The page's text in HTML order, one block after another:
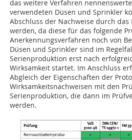
das weitere Verfahren
verwendeten Düsen und Sprinkler
Abschluss der Nachweise durch
werden, da diese für das folgende
Anerkennungsverfahren noch von
Düsen und Sprinkler sind im
Serienproduktion erst nach
Wirksamkeit startet. Im Anschluss
Abgleich der Eigenschaften der
Wirksamkeitsnachweisen mit den
Serienproduktion, die dann im
werden.